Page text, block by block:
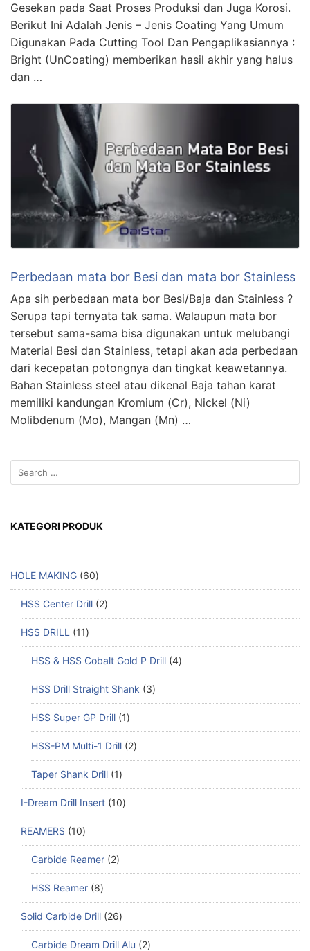
Gesekan pada Saat Proses Produksi dan Juga Korosi.
Berikut Ini Adalah Jenis – Jenis Coating Yang Umum
Digunakan Pada Cutting Tool Dan Pengaplikasiannya :
Bright (UnCoating) memberikan hasil akhir yang halus
dan …
Perbedaan mata bor Besi dan mata bor Stainless
Apa sih perbedaan mata bor Besi/Baja dan Stainless ?
Serupa tapi ternyata tak sama. Walaupun mata bor
tersebut sama-sama bisa digunakan untuk melubangi
Material Besi dan Stainless, tetapi akan ada perbedaan
dari kecepatan potongnya dan tingkat keawetannya.
Bahan Stainless steel atau dikenal Baja tahan karat
memiliki kandungan Kromium (Cr), Nickel (Ni)
Molibdenum (Mo), Mangan (Mn) …
KATEGORI PRODUK
HOLE MAKING 60
HSS Center Drill 2
HSS DRILL 11
HSS & HSS Cobalt Gold P Drill 4
HSS Drill Straight Shank 3
HSS Super GP Drill 1
HSS-PM Multi-1 Drill 2
Taper Shank Drill 1
I-Dream Drill Insert 10
REAMERS 10
Carbide Reamer 2
HSS Reamer 8
Solid Carbide Drill 26
Carbide Dream Drill Alu 2